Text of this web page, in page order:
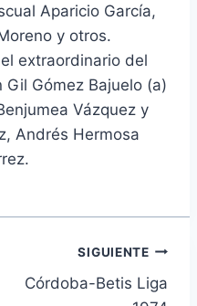
Aparicio García,
y otros.
extraordinario del
Gómez Bajuelo (a)
Vázquez y
Andrés Hermosa
SIGUIENTE
Córdoba-Betis Liga